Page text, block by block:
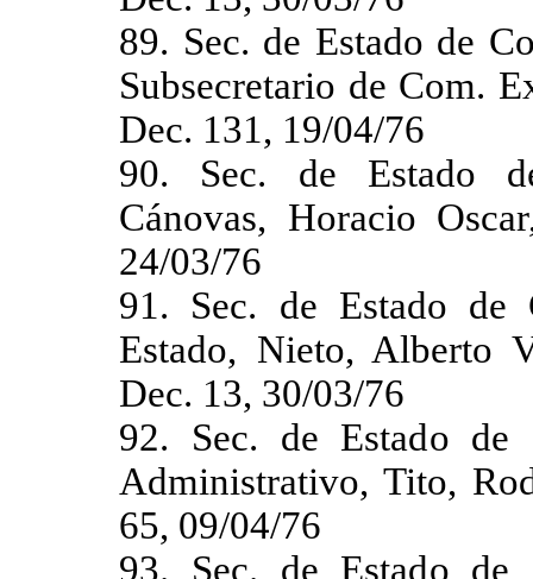
89. Sec. de Estado de
Subsecretario de Com.
Dec. 131, 19/04/76
90. Sec. de Estado
Cánovas, Horacio
24/03/76
91. Sec. de Estado de
Estado, Nieto, Alberto
Dec. 13, 30/03/76
92. Sec. de Estado de
Administrativo, Tito,
65, 09/04/76
93. Sec. de Estado de